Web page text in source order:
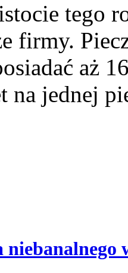
tego
firmy.
aż
na jednej
niebanalnego